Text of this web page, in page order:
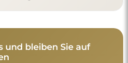
und bleiben Sie auf